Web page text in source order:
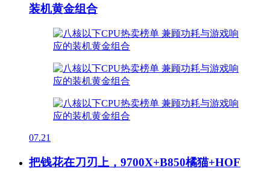
装机黄金组合
07.21
把钱花在刀刃上，9700X+B850橘猫+HOF